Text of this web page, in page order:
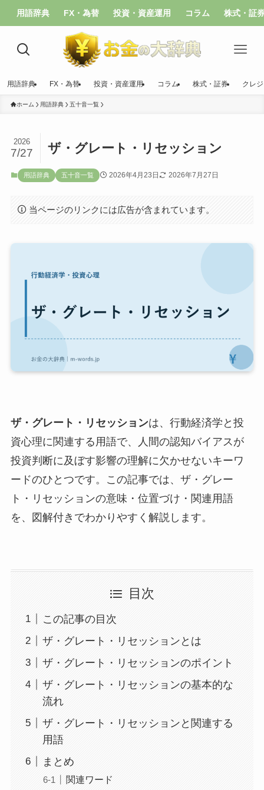
用語辞典 FX・為替 投資・資産運用 コラム 株式・証
用語辞典 FX・為替 投資・資産運用 コラム 株式・証券 クレ
ホーム 用語辞典 五十音一覧
ザ・グレート・リセッション
2026
7/27
用語辞典 五十音一覧 2026年4月23日 2026年7月27日
当ページのリンクには広告が含まれています。
ザ・グレート・リセッションは、行動経済学と投
資心理に関連する用語で、人間の認知バイアスが
投資判断に及ぼす影響の理解に欠かせないキーワ
ードのひとつです。この記事では、ザ・グレー
ト・リセッションの意味・位置づけ・関連用語
を、図解付きでわかりやすく解説します。
目次
この記事の目次
ザ・グレート・リセッションとは
ザ・グレート・リセッションのポイント
ザ・グレート・リセッションの基本的な
流れ
ザ・グレート・リセッションと関連する
用語
まとめ
関連ワード